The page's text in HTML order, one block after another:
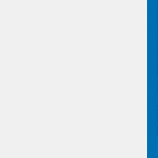
Tu Teléfono
Tu Mensaje